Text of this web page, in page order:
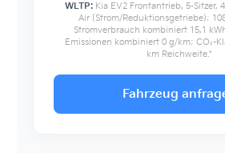
WLTP: Kia EV2 Frontantrieb, 5-Sitzer,
Air (Strom/Reduktionsgetriebe);
Stromverbrauch kombiniert 15,1
Emissionen kombiniert 0 g/km; CO₂-
km Reichweite.*
Fahrzeug